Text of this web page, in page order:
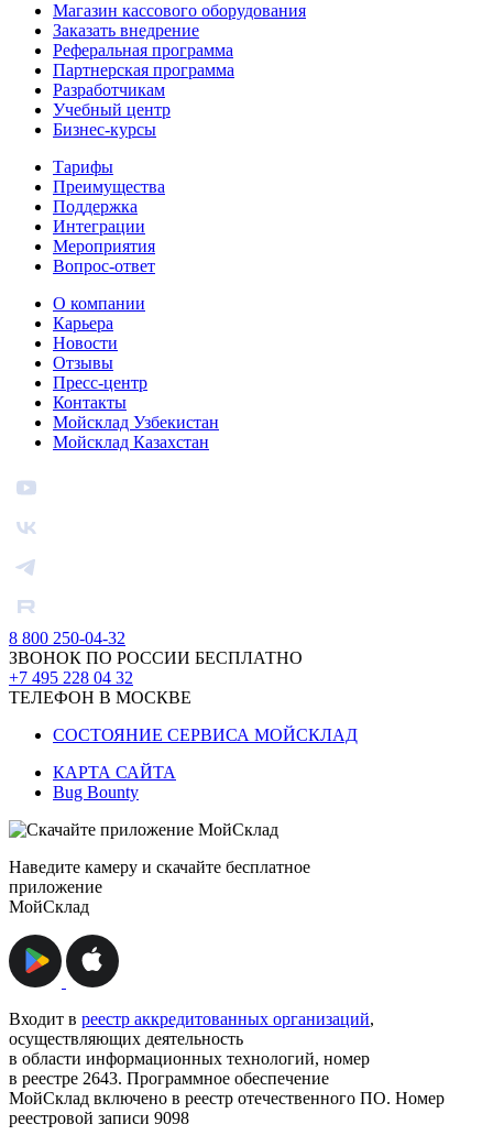
Магазин кассового оборудования
Заказать внедрение
Реферальная программа
Партнерская программа
Разработчикам
Учебный центр
Бизнес‑курсы
Тарифы
Преимущества
Поддержка
Интеграции
Мероприятия
Вопрос-ответ
О компании
Карьера
Новости
Отзывы
Пресс-центр
Контакты
Мойсклад Узбекистан
Мойсклад Казахстан
8 800 250-04-32
ЗВОНОК ПО РОССИИ БЕСПЛАТНО
+7 495 228 04 32
ТЕЛЕФОН В МОСКВЕ
СОСТОЯНИЕ СЕРВИСА МОЙСКЛАД
КАРТА САЙТА
Bug Bounty
Наведите камеру и скачайте бесплатное
приложение
МойСклад
Входит в реестр аккредитованных организаций,
осуществляющих деятельность
в области информационных технологий, номер
в реестре 2643. Программное обеспечение
МойСклад включено в реестр отечественного ПО. Номер
реестровой записи 9098